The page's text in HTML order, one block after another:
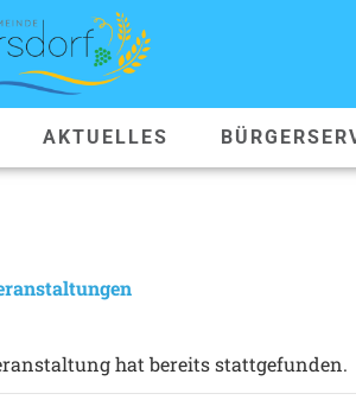
AKTUELLES
hat bereits stattgefunden.